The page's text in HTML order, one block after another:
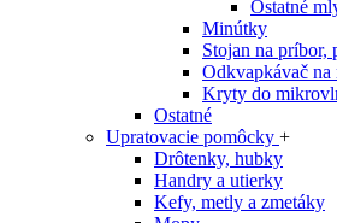
Ostatné
Minútky
Stojan na príbor,
Odkvapkávač na
Kryty do
Ostatné
Upratovacie pomôcky +
Drôtenky, hubky
Handry a utierky
Kefy, metly a zmetáky